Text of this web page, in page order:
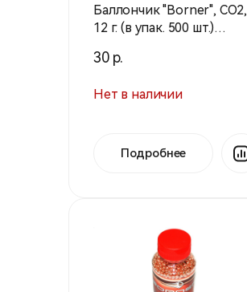
Баллончик "Borner", СО2,
12 г. (в упак. 500 шт.)
30 р.
Нет в наличии
Подробнее